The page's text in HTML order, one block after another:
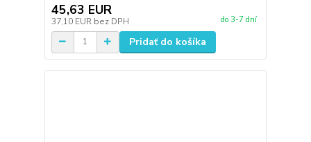
45,63 EUR
37,10 EUR bez DPH do 3-7 dní
Pridať do košíka